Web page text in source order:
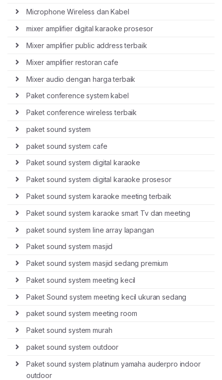
Microphone Wireless dan Kabel
mixer amplifier digital karaoke prosesor
Mixer amplifier public address terbaik
Mixer amplifier restoran cafe
Mixer audio dengan harga terbaik
Paket conference system kabel
Paket conference wireless terbaik
paket sound system
paket sound system cafe
Paket sound system digital karaoke
Paket sound system digital karaoke prosesor
Paket sound system karaoke meeting terbaik
Paket sound system karaoke smart Tv dan meeting
paket sound system line array lapangan
Paket sound system masjid
Paket sound system masjid sedang premium
Paket sound system meeting kecil
Paket Sound system meeting kecil ukuran sedang
paket sound system meeting room
Paket sound system murah
paket sound system outdoor
Paket sound system platinum yamaha auderpro indoor
outdoor